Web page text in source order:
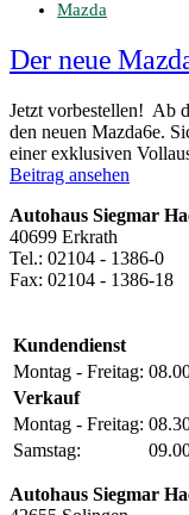
Mazda
Der neue
Jetzt vorbestellen! Ab
den neuen Mazda6e.
einer exklusiven
Beitrag ansehen
Autohaus Siegmar
40699 Erkrath
Tel.: 02104 - 1386-0
Fax: 02104 - 1386-18
Kundendienst
Montag - Freitag:
Verkauf
Montag - Freitag:
Samstag:
Autohaus Siegmar